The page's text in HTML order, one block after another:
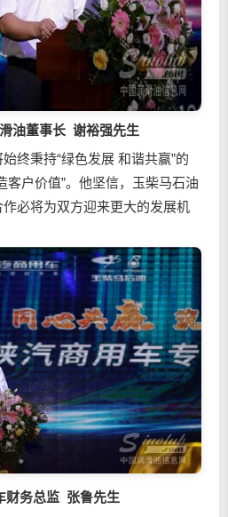
油董事长 谢裕强先生
秉持“绿色发展 和谐共赢”的
客户价值”。他坚信，玉柴马石油
必将为双方迎来更大的发展机
财务总监 张鲁先生